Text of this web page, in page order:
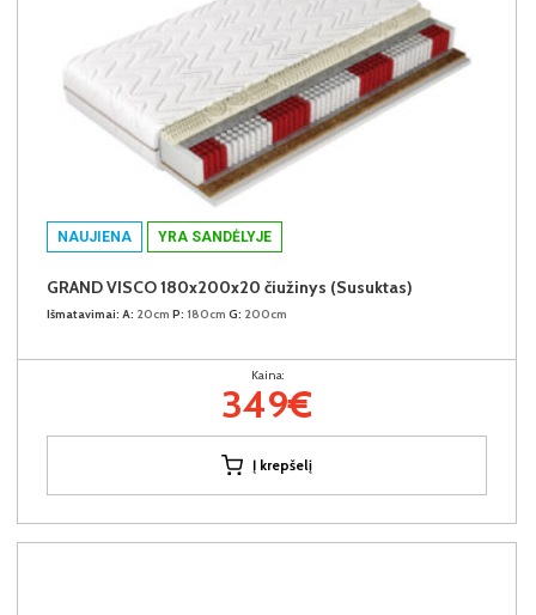
NAUJIENA YRA SANDĖLYJE
GRAND VISCO 180x200x20 čiužinys (Susuktas)
Išmatavimai: A: 20cm P: 180cm G: 200cm
Kaina:
349€
Į krepšelį